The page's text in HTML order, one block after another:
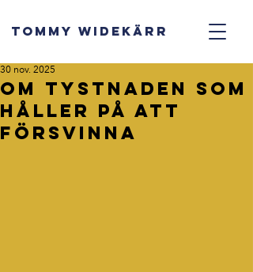
TOMMY WIDEKÄRR
Om tystnaden som
håller på att
försvinna
30 nov. 2025